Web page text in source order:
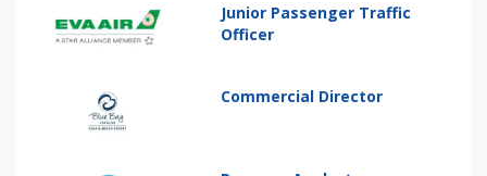
Junior Passenger Traffic
Officer
Commercial Director